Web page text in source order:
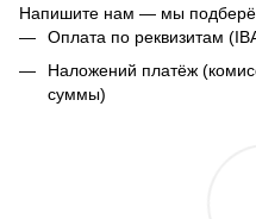
Напишите нам — мы
Оплата по реквизитам
Наложений платёж
суммы)